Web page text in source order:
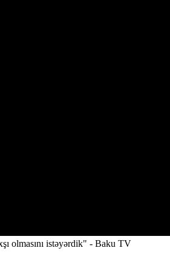
olmasını istəyərdik" - Baku TV